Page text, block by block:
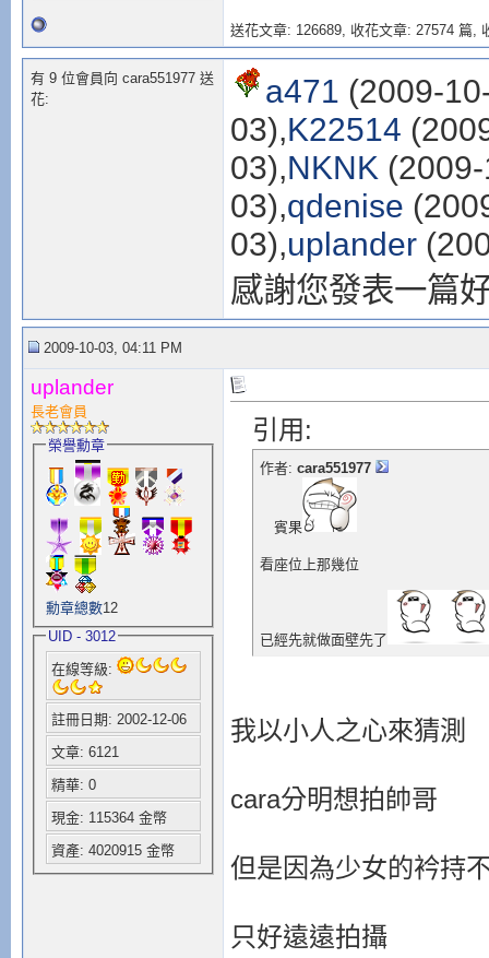
送花文章: 126689, 收花文章: 27574 篇,
有 9 位會員向 cara551977 送
花:
a471 (2009-
03),K22514
03),NKNK
03),qdenise
03),uplander
感謝您發表一篇
2009-10-03, 04:11 PM
uplander
長老會員
榮譽勳章
勳章總數12
UID - 3012
在線等級:
註冊日期: 2002-12-06
文章: 6121
精華: 0
現金: 115364 金幣
資產: 4020915 金幣
引用:
作者: cara551977
賓果
看座位上那幾位
已經先就做面壁先了
我以小人之心來猜測
cara分明想拍帥哥
但是因為少女的衿持
只好遠遠拍攝